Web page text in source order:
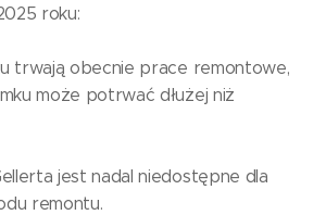
roku:
trwają obecnie prace remontowe,
może potrwać dłużej niż
jest nadal niedostępne dla
remontu.